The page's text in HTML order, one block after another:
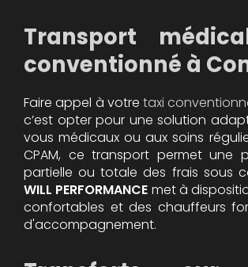
Transport
conventionné à
Faire appel à votretaxi
c’est opter pour une solution
vous médicaux ou aux soins
CPAM, ce transport permet une
partielle ou totale des frais sous
WILL PERFORMANCE met à
confortables et des chauffeurs
d'accompagnement.